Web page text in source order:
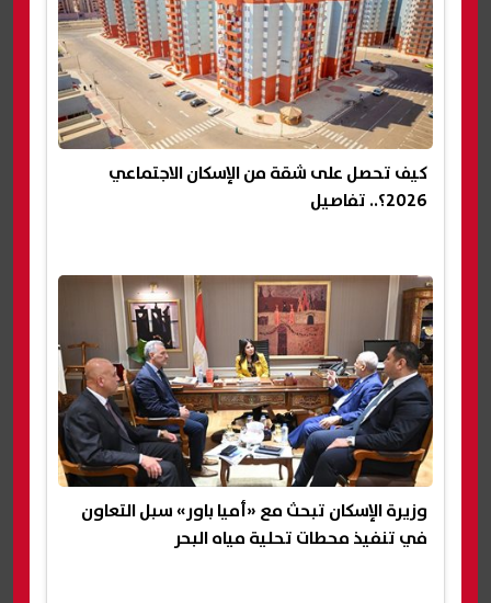
كيف تحصل على شقة من الإسكان الاجتماعي
2026؟.. تفاصيل
وزيرة الإسكان تبحث مع «أميا باور» سبل التعاون
في تنفيذ محطات تحلية مياه البحر